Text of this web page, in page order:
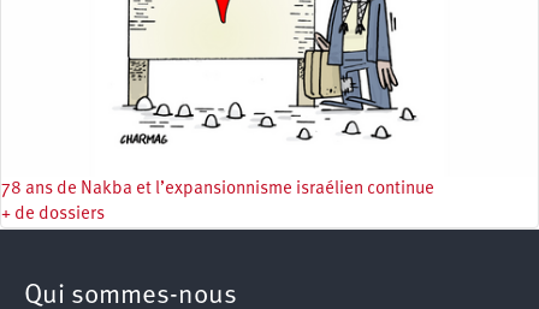
78 ans de Nakba et l’expansionnisme israélien continue
+ de dossiers
Qui sommes-nous